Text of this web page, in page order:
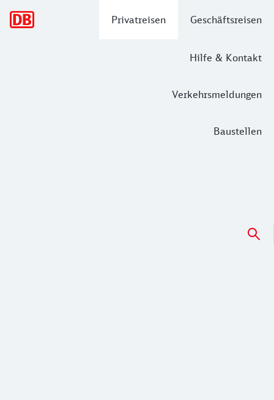
Privatreisen Geschäftsreisen
Hilfe & Kontakt
Verkehrsmeldungen
Baustellen